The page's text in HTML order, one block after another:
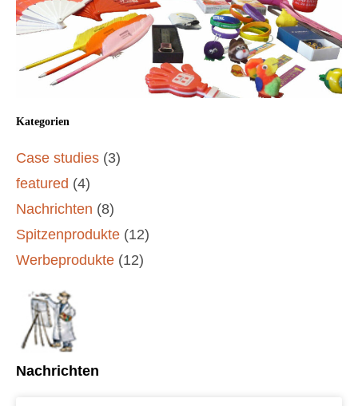
Kategorien
Case studies (3)
featured (4)
Nachrichten (8)
Spitzenprodukte (12)
Werbeprodukte (12)
Nachrichten